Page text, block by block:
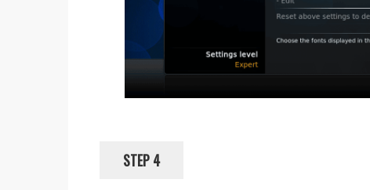
STEP 4